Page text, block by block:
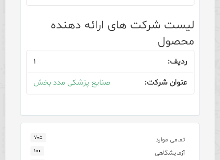
لیست شرکت های ارائه دهنده
محصول
۱
صنایع پزشکی مدد بخش
تمامی موارد ۷۰۵
آزمایشگاهی ۱۰۰